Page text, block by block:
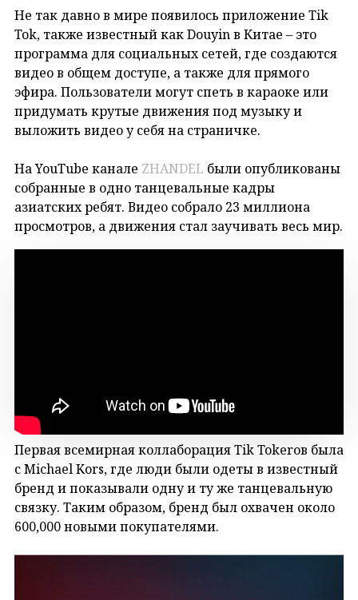
Не так давно в мире появилось приложение Tik
Tok, также известный как Douyin в Китае – это
программа для социальных сетей, где создаются
видео в общем доступе, а также для прямого
эфира. Пользователи могут спеть в караоке или
придумать крутые движения под музыку и
выложить видео у себя на страничке.
На YouTube канале ZHANDEL были опубликованы
собранные в одно танцевальные кадры
азиатских ребят. Видео собрало 23 миллиона
просмотров, а движения стал заучивать весь мир.
Первая всемирная коллаборация Tik Tokerов была
с Michael Kors, где люди были одеты в известный
бренд и показывали одну и ту же танцевальную
связку. Таким образом, бренд был охвачен около
600,000 новыми покупателями.